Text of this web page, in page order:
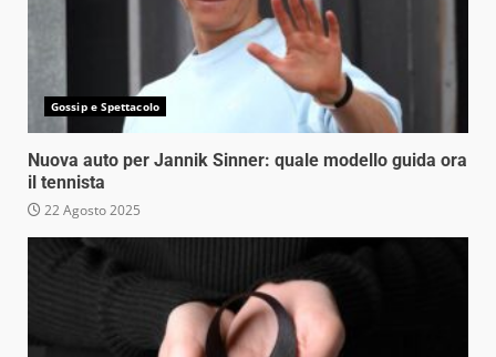
Gossip e Spettacolo
Nuova auto per Jannik Sinner: quale modello guida ora
il tennista
22 Agosto 2025